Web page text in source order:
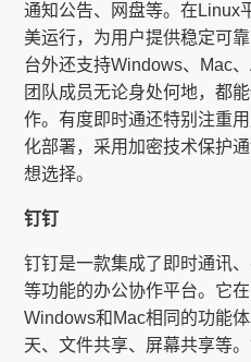
通知公告、网盘等。在Linux
美运行，为用户提供稳定可
台外还支持Windows、Mac
团队成员无论身处何地，都
作。有度即时通还特别注重
化部署，采用加密技术保护
想选择。
钉钉
钉钉是一款集成了即时通讯
等功能的办公协作平台。它
Windows和Mac相同的功能
天、文件共享、屏幕共享等